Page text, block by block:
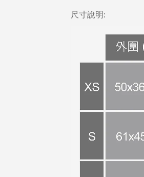
尺寸說明: